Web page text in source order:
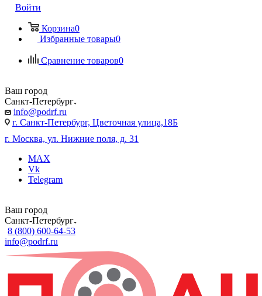
Войти
Корзина0
Избранные товары0
Сравнение товаров0
Ваш город
Санкт-Петербург
info@podrf.ru
г. Санкт-Петербург, Цветочная улица,18Б
г. Москва, ул. Нижние поля, д. 31
MAX
Vk
Telegram
Ваш город
Санкт-Петербург
8 (800) 600-64-53
info@podrf.ru